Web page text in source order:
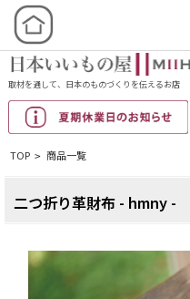
取材を通して、日本のものづくりを伝えるお店
TOP > 商品一覧
二つ折り革財布 - hmny -